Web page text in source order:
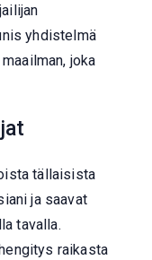
yhdistelmä
joka
tällaisista
ja saavat
tavalla.
raikasta